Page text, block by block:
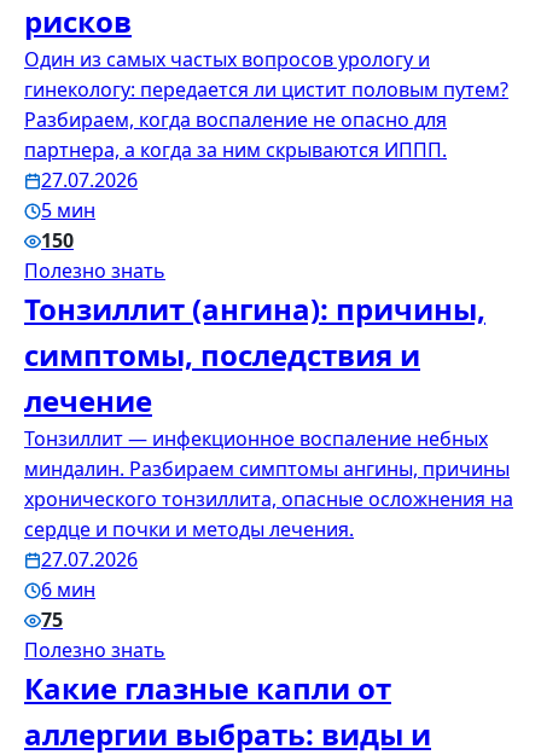
рисков
Один из самых частых вопросов урологу и
гинекологу: передается ли цистит половым путем?
Разбираем, когда воспаление не опасно для
партнера, а когда за ним скрываются ИППП.
27.07.2026
5 мин
150
Полезно знать
Тонзиллит (ангина): причины,
симптомы, последствия и
лечение
Тонзиллит — инфекционное воспаление небных
миндалин. Разбираем симптомы ангины, причины
хронического тонзиллита, опасные осложнения на
сердце и почки и методы лечения.
27.07.2026
6 мин
75
Полезно знать
Какие глазные капли от
аллергии выбрать: виды и